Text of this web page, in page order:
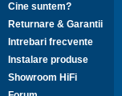
Cine suntem?
Returnare & Garantii
Intrebari frecvente
Instalare produse
Showroom HiFi